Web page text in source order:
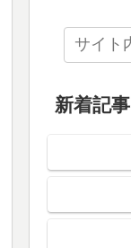
新着記事